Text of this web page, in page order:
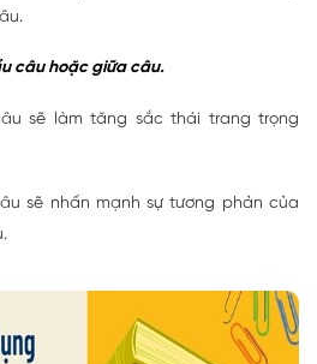
câu hoặc giữa câu.
sẽ làm tăng sắc thái trang trọng
sẽ nhấn mạnh sự tương phản của